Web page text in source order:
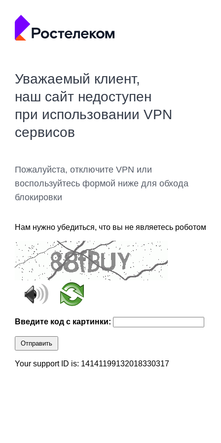
Уважаемый клиент,
наш сайт недоступен
при использовании VPN
сервисов
Пожалуйста, отключите VPN или
воспользуйтесь формой ниже для обхода
блокировки
Нам нужно убедиться, что вы не являетесь роботом
Введите код с картинки:
Отправить
Your support ID is: 14141199132018330317